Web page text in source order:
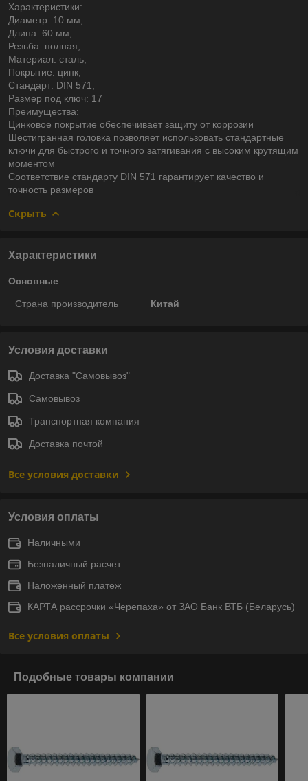
Характеристики:
Диаметр: 10 мм,
Длина: 60 мм,
Резьба: полная,
Материал: сталь,
Покрытие: цинк,
Стандарт: DIN 571,
Размер под ключ: 17
Преимущества:
Цинковое покрытие обеспечивает защиту от коррозии
Шестигранная головка позволяет использовать стандартные
ключи для быстрого и точного затягивания с высоким крутящим
моментом
Соответствие стандарту DIN 571 гарантирует качество и
точность размеров
Скрыть
Характеристики
Основные
Страна производитель Китай
Условия доставки
Доставка "Самовывоз"
Самовывоз
Транспортная компания
Доставка почтой
Все условия доставки
Условия оплаты
Наличными
Безналичный расчет
Наложенный платеж
КАРТА рассрочки «Черепаха» от ЗАО Банк ВТБ (Беларусь)
Все условия оплаты
Подобные товары компании